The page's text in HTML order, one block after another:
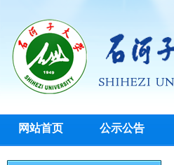
网站首页 公示公告